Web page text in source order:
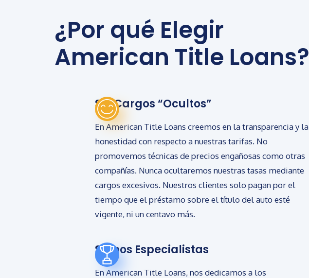
¿Por qué Elegir
American Title Loans?
Sin Cargos “Ocultos”
En American Title Loans creemos en la transparencia y la
honestidad con respecto a nuestras tarifas. No
promovemos técnicas de precios engañosas como otras
compañías. Nunca ocultaremos nuestras tasas mediante
cargos excesivos. Nuestros clientes solo pagan por el
tiempo que el préstamo sobre el título del auto esté
vigente, ni un centavo más.
Somos Especialistas
En American Title Loans, nos dedicamos a los